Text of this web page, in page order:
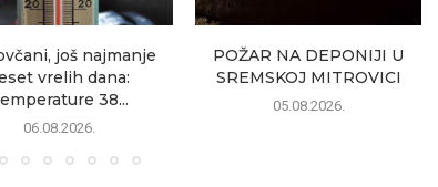
još najmanje
vrelih dana:
38...
06.08.2026.
POŽAR NA DEPONIJI U
SREMSKOJ MITROVICI
05.08.2026.